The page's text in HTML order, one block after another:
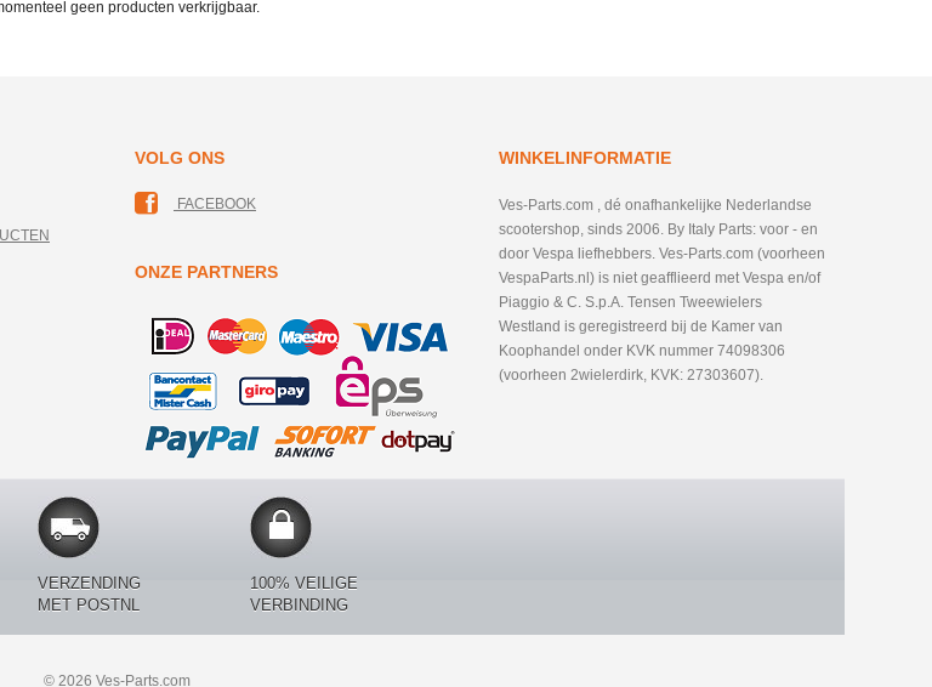
geen producten verkrijgbaar.
VOLG ONS
FACEBOOK
ONZE PARTNERS
WINKELINFORMATIE
Ves-Parts.com , dé onafhankelijke Nederlandse
scootershop, sinds 2006. By Italy Parts: voor - en
door Vespa liefhebbers. Ves-Parts.com (voorheen
VespaParts.nl) is niet geafflieerd met Vespa en/of
Piaggio & C. S.p.A. Tensen Tweewielers
Westland is geregistreerd bij de Kamer van
Koophandel onder KVK nummer 74098306
(voorheen 2wielerdirk, KVK: 27303607).
VERZENDING
MET POSTNL
100% VEILIGE
VERBINDING
© 2026 Ves-Parts.com